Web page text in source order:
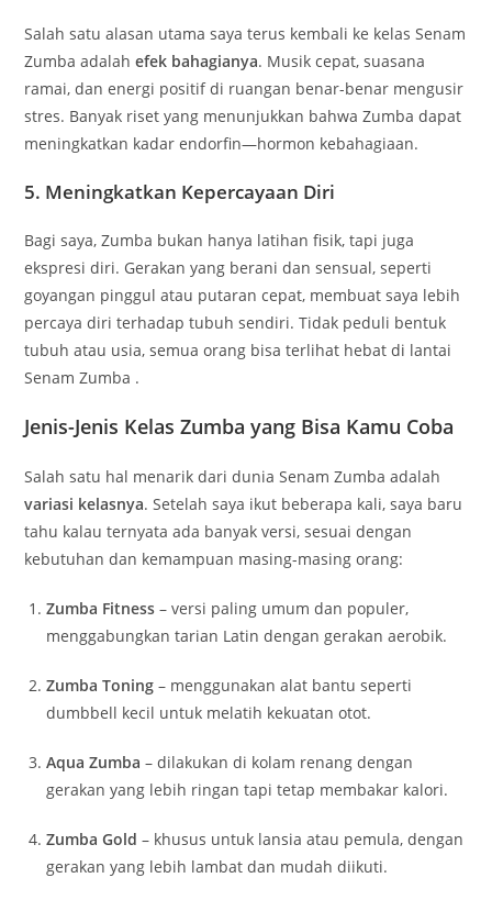
Salah satu alasan utama saya terus kembali ke kelas Senam
Zumba adalahefek bahagianya. Musik cepat, suasana
ramai, dan energi positif di ruangan benar-benar mengusir
stres. Banyak riset yang menunjukkan bahwa Zumba dapat
meningkatkan kadar endorfin—hormon kebahagiaan.
5. Meningkatkan Kepercayaan Diri
Bagi saya, Zumba bukan hanya latihan fisik, tapi juga
ekspresi diri. Gerakan yang berani dan sensual, seperti
goyangan pinggul atau putaran cepat, membuat saya lebih
percaya diri terhadap tubuh sendiri. Tidak peduli bentuk
tubuh atau usia, semua orang bisa terlihat hebat di lantai
Senam Zumba .
Jenis-Jenis Kelas Zumba yang Bisa Kamu Coba
Salah satu hal menarik dari dunia Senam Zumba adalah
variasi kelasnya. Setelah saya ikut beberapa kali, saya baru
tahu kalau ternyata ada banyak versi, sesuai dengan
kebutuhan dan kemampuan masing-masing orang:
Zumba Fitness – versi paling umum dan populer,
menggabungkan tarian Latin dengan gerakan aerobik.
Zumba Toning – menggunakan alat bantu seperti
dumbbell kecil untuk melatih kekuatan otot.
Aqua Zumba – dilakukan di kolam renang dengan
gerakan yang lebih ringan tapi tetap membakar kalori.
Zumba Gold – khusus untuk lansia atau pemula, dengan
gerakan yang lebih lambat dan mudah diikuti.